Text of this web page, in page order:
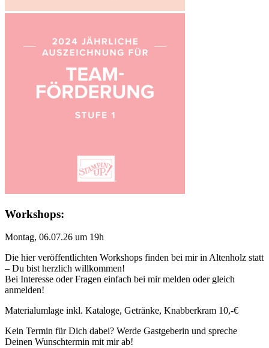
Workshops:
Montag, 06.07.26 um 19h
Die hier veröffentlichten Workshops finden bei mir in Altenholz statt
– Du bist herzlich willkommen!
Bei Interesse oder Fragen einfach bei mir melden oder gleich
anmelden!
Materialumlage inkl. Kataloge, Getränke, Knabberkram 10,-€
Kein Termin für Dich dabei? Werde Gastgeberin und spreche
Deinen Wunschtermin mit mir ab!